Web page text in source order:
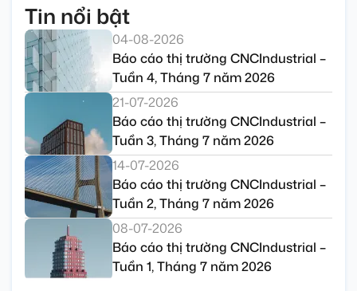
Tin nổi bật
04-08-2026
Báo cáo thị trường CNCIndustrial –
Tuần 4, Tháng 7 năm 2026
21-07-2026
Báo cáo thị trường CNCIndustrial –
Tuần 3, Tháng 7 năm 2026
14-07-2026
Báo cáo thị trường CNCIndustrial –
Tuần 2, Tháng 7 năm 2026
08-07-2026
Báo cáo thị trường CNCIndustrial –
Tuần 1, Tháng 7 năm 2026